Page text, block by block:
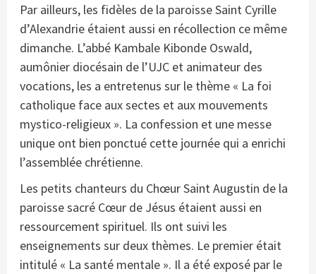
Par ailleurs, les fidèles de la paroisse Saint Cyrille
d’Alexandrie étaient aussi en récollection ce même
dimanche. L’abbé Kambale Kibonde Oswald,
aumônier diocésain de l’UJC et animateur des
vocations, les a entretenus sur le thème « La foi
catholique face aux sectes et aux mouvements
mystico-religieux ». La confession et une messe
unique ont bien ponctué cette journée qui a enrichi
l’assemblée chrétienne.
Les petits chanteurs du Chœur Saint Augustin de la
paroisse sacré Cœur de Jésus étaient aussi en
ressourcement spirituel. Ils ont suivi les
enseignements sur deux thèmes. Le premier était
intitulé « La santé mentale ». Il a été exposé par le